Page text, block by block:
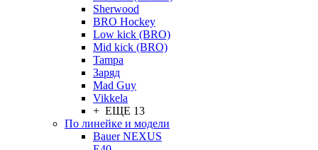
Sherwood
BRO Hockey
Low kick (BRO)
Mid kick (BRO)
Tampa
Заряд
Mad Guy
Vikkela
+ ЕЩЕ 13
По линейке и модели
Bauer NEXUS